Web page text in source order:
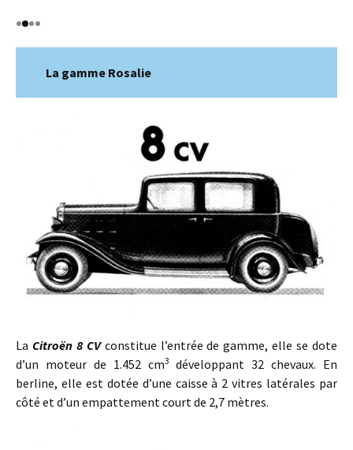
La gamme Rosalie
La Citroën 8 CVconstitue l’entrée de gamme, elle se dote
d’un moteur de 1.452 cm3 développant 32 chevaux. En
berline, elle est dotée d’une caisse à 2 vitres latérales par
côté et d’un empattement court de 2,7 mètres.